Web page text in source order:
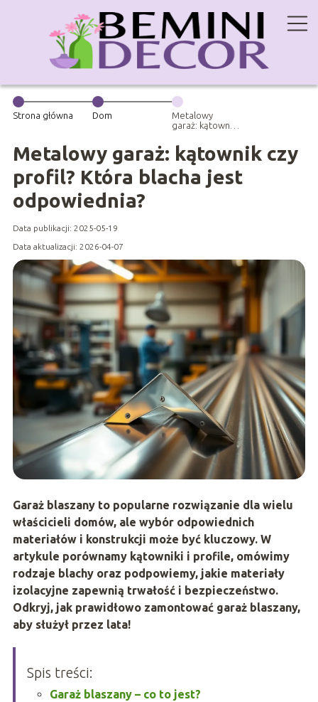
Strona główna Dom
Metalowy
garaż: kątownik
blacha jest
odpowiednia?
Metalowy garaż: kątownik czy
profil? Która blacha jest
odpowiednia?
Data publikacji: 2025-05-19
Data aktualizacji: 2026-04-07
Garaż blaszany to popularne rozwiązanie dla wielu
właścicieli domów, ale wybór odpowiednich
materiałów i konstrukcji może być kluczowy. W
artykule porównamy kątowniki i profile, omówimy
rodzaje blachy oraz podpowiemy, jakie materiały
izolacyjne zapewnią trwałość i bezpieczeństwo.
Odkryj, jak prawidłowo zamontować garaż blaszany,
aby służył przez lata!
Spis treści:
Garaż blaszany – co to jest?